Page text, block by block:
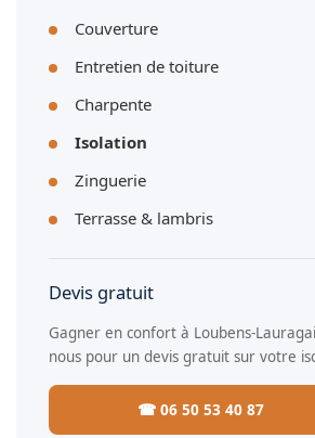
Couverture
Entretien de toiture
Charpente
Isolation
Zinguerie
Terrasse & lambris
Devis gratuit
Gagner en confort à Loubens-
nous pour un devis gratuit sur votre
☎ 06 50 53 40 87